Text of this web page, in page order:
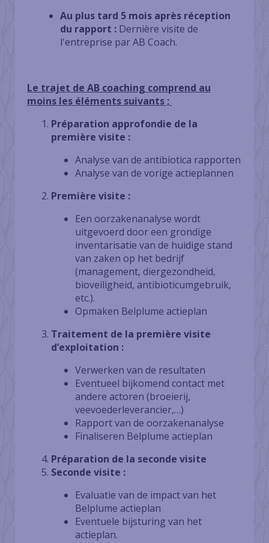
Au plus tard 5 mois après réception
du rapport : Dernière visite de
l'entreprise par AB Coach.
Le trajet de AB coaching comprend au
moins les éléments suivants ;
Préparation approfondie de la
première visite :
Analyse van de antibiotica rapporten
Analyse van de vorige actieplannen
Première visite :
Een oorzakenanalyse wordt
uitgevoerd door een grondige
inventarisatie van de huidige stand
van zaken op het bedrijf
(management, diergezondheid,
bioveiligheid, antibioticumgebruik,
etc.).
Opmaken Belplume actieplan
Traitement de la première visite
d’exploitation :
Verwerken van de resultaten
Eventueel bijkomend contact met
andere actoren (broeierij,
veevoederleverancier,…)
Rapport van de oorzakenanalyse
Finaliseren Belplume actieplan
Préparation de la seconde visite
Seconde visite :
Evaluatie van de impact van het
Belplume actieplan
Eventuele bijsturing van het
actieplan.